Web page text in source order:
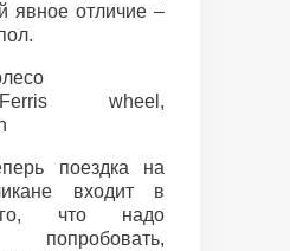
явное отличие –
поездка на
входит в
что надо
попробовать,